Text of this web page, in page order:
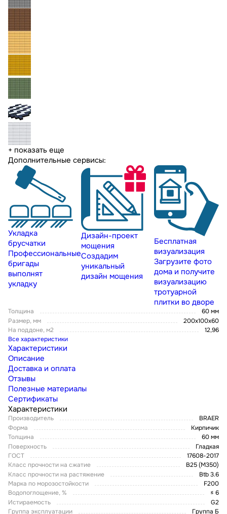
+ показать еще
Дополнительные сервисы:
Укладка
брусчатки
Профессиональные
бригады
выполнят
укладку
Дизайн-проект
мощения
Создадим
уникальный
дизайн мощения
Бесплатная
визуализация
Загрузите фото
дома и получите
визуализацию
тротуарной
плитки во дворе
Толщина
60 мм
Размер, мм
200х100х60
На поддоне, м2
12,96
Все характеристики
Характеристики
Описание
Доставка и оплата
Отзывы
Полезные материалы
Сертификаты
Характеристики
Производитель
BRAER
Форма
Кирпичик
Толщина
60 мм
Поверхность
Гладкая
ГОСТ
17608-2017
Класс прочности на сжатие
В25 (М350)
Класс прочности на растяжение
Btb 3.6
Марка по морозостойкости
F200
Водопоглощение, %
≤ 6
Истираемость
G2
Группа эксплуатации
Группа Б